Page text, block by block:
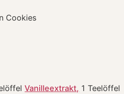
Cookies
Vanilleextrakt, 1 Teelöffel